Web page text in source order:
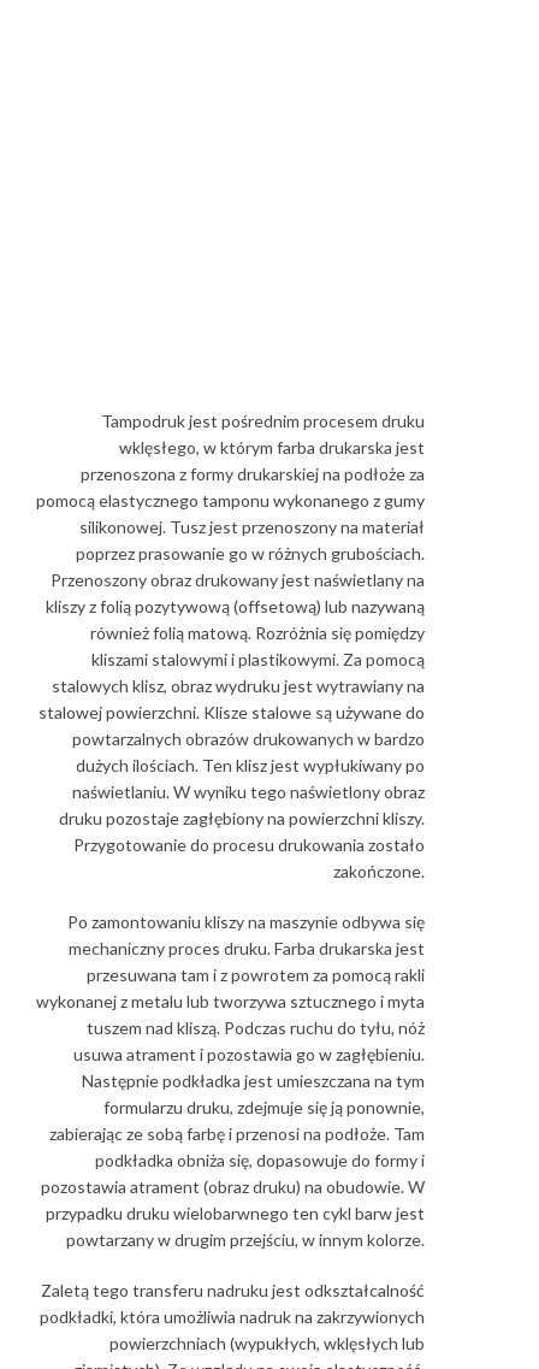
Tampodruk jest pośrednim procesem druku
wklęsłego, w którym farba drukarska jest
przenoszona z formy drukarskiej na podłoże za
pomocą elastycznego tamponu wykonanego z gumy
silikonowej. Tusz jest przenoszony na materiał
poprzez prasowanie go w różnych grubościach.
Przenoszony obraz drukowany jest naświetlany na
kliszy z folią pozytywową (offsetową) lub nazywaną
również folią matową. Rozróżnia się pomiędzy
kliszami stalowymi i plastikowymi. Za pomocą
stalowych klisz, obraz wydruku jest wytrawiany na
stalowej powierzchni. Klisze stalowe są używane do
powtarzalnych obrazów drukowanych w bardzo
dużych ilościach. Ten klisz jest wypłukiwany po
naświetlaniu. W wyniku tego naświetlony obraz
druku pozostaje zagłębiony na powierzchni kliszy.
Przygotowanie do procesu drukowania zostało
zakończone.
Po zamontowaniu kliszy na maszynie odbywa się
mechaniczny proces druku. Farba drukarska jest
przesuwana tam i z powrotem za pomocą rakli
wykonanej z metalu lub tworzywa sztucznego i myta
tuszem nad kliszą. Podczas ruchu do tyłu, nóż
usuwa atrament i pozostawia go w zagłębieniu.
Następnie podkładka jest umieszczana na tym
formularzu druku, zdejmuje się ją ponownie,
zabierając ze sobą farbę i przenosi na podłoże. Tam
podkładka obniża się, dopasowuje do formy i
pozostawia atrament (obraz druku) na obudowie. W
przypadku druku wielobarwnego ten cykl barw jest
powtarzany w drugim przejściu, w innym kolorze.
Zaletą tego transferu nadruku jest odkształcalność
podkładki, która umożliwia nadruk na zakrzywionych
powierzchniach (wypukłych, wklęsłych lub